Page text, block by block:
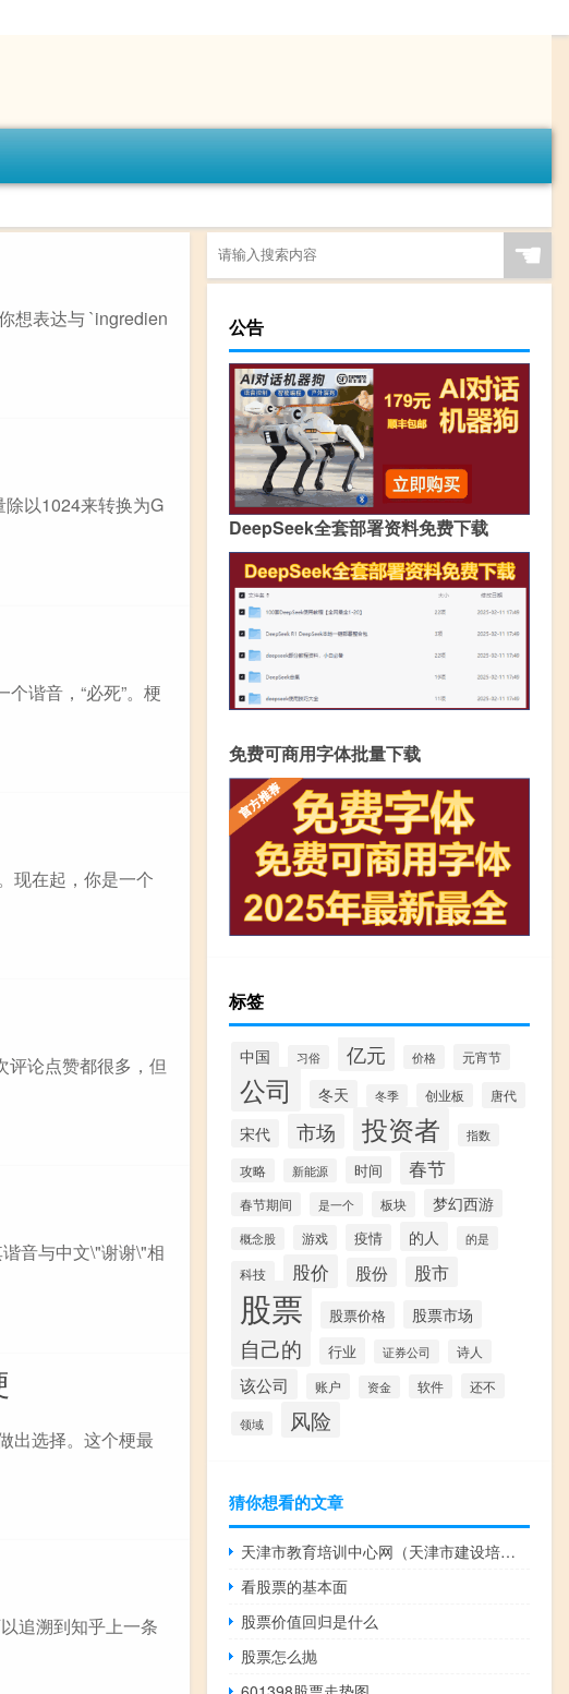
想表达与 `ingredien
以1024来转换为G
谐音，“必死”。梗
现在起，你是一个
评论点赞都很多，但
音与中文\"谢谢\"相
出选择。这个梗最
追溯到知乎上一条
☚
公告
DeepSeek全套部署资料免费下载
免费可商用字体批量下载
标签
中国 习俗 亿元 价格 元宵节
公司 冬天 冬季 创业板 唐代
宋代 市场 投资者 指数
攻略 新能源 时间 春节
春节期间 是一个 板块 梦幻西游
概念股 游戏 疫情 的人 的是
科技 股价 股份 股市
股票 股票价格 股票市场
自己的 行业 证券公司 诗人
该公司 账户 资金 软件 还不
领域 风险
猜你想看的文章
天津市教育培训中心网（天津市建设培训中心）
看股票的基本面
股票价值回归是什么
股票怎么抛